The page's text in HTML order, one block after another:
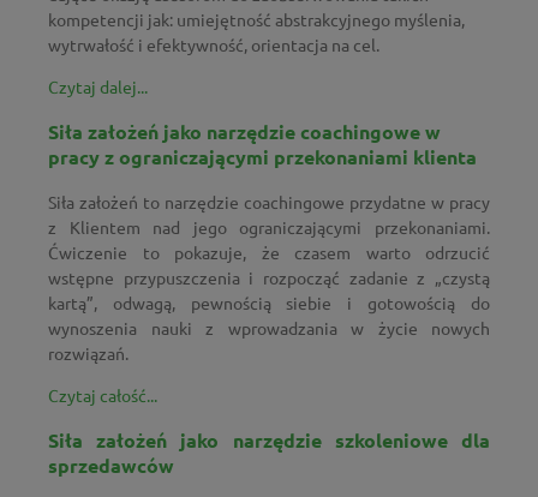
kompetencji jak: umiejętność abstrakcyjnego myślenia,
wytrwałość i efektywność, orientacja na cel.
Czytaj dalej...
Siła założeń jako narzędzie coachingowe w
pracy z ograniczającymi przekonaniami klienta
Siła założeń to narzędzie coachingowe przydatne w pracy
z Klientem nad jego ograniczającymi przekonaniami.
Ćwiczenie to pokazuje, że czasem warto odrzucić
wstępne przypuszczenia i rozpocząć zadanie z „czystą
kartą”, odwagą, pewnością siebie i gotowością do
wynoszenia nauki z wprowadzania w życie nowych
rozwiązań.
Czytaj całość...
Siła założeń jako narzędzie szkoleniowe dla
sprzedawców